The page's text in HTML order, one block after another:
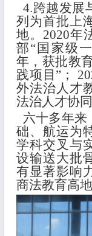
4.跨越发展
列为首批上
地。2020年
部“国家级
年，获批教
践项目”；
外法治人才
法治人才协
六十多年来
础、航运为
学科交叉与
设输送大批
有显著影响
商法教育高地